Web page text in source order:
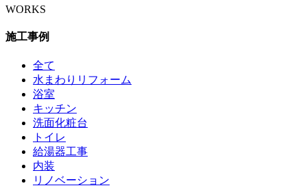
WORKS
施工事例
全て
水まわりリフォーム
浴室
キッチン
洗面化粧台
トイレ
給湯器工事
内装
リノベーション